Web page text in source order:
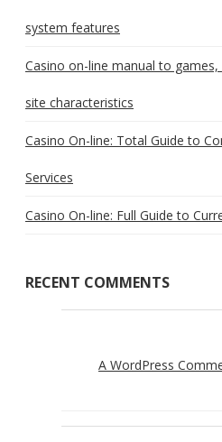
system features
Casino on-line manual to
site characteristics
Casino On-line: Total Guide to
Services
Casino On-line: Full Guide to
RECENT COMMENTS
A WordPress